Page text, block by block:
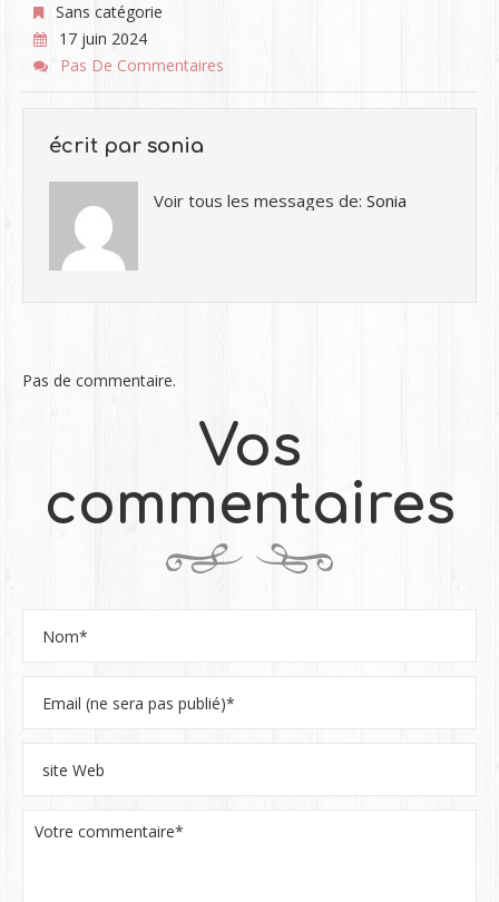
Sans catégorie
17 juin 2024
Pas De Commentaires
écrit par sonia
Voir tous les messages de: Sonia
Pas de commentaire.
Vos
commentaires